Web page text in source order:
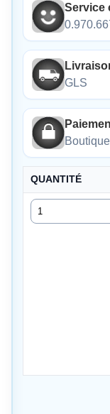
Service
GLS
QUANTITÉ
Quantité